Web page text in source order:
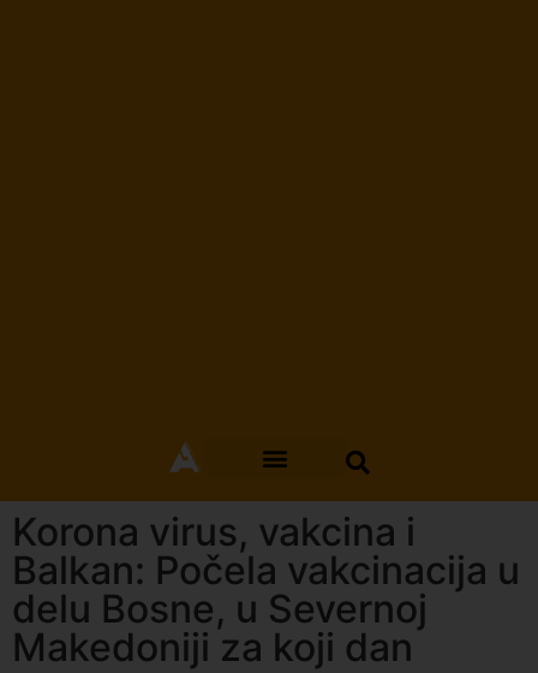
Korona virus, vakcina i
Balkan: Počela vakcinacija u
delu Bosne, u Severnoj
Makedoniji za koji dan